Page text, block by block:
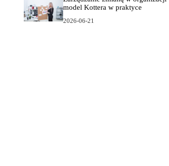
model Kottera w praktyce
2026-06-21